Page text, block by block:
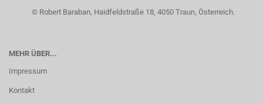
© Robert Baraban, Haidfeldstraße 18, 4050 Traun, Österreich.
MEHR ÜBER...
Impressum
Kontakt